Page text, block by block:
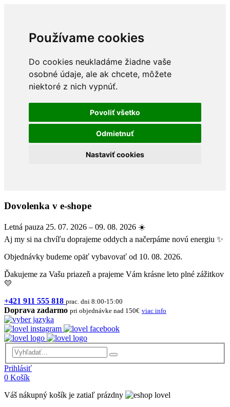
Používame cookies
Do cookies neukladáme žiadne vaše
osobné údaje, ale ak chcete, môžete
niektoré z nich vypnúť.
Povoliť všetko
Odmietnuť
Nastaviť cookies
Dovolenka v e-shope
Letná pauza 25. 07. 2026 – 09. 08. 2026 ☀️
Aj my si na chvíľu doprajeme oddych a načerpáme novú energiu ✨
Objednávky budeme opäť vybavovať od 10. 08. 2026.
Ďakujeme za Vašu priazeň a prajeme Vám krásne leto plné zážitkov
💛
+421 911 555 818 prac. dni 8:00-15:00
Doprava zadarmo pri objednávke nad 150€ viac info
Prihlásiť
0 Košík
Váš nákupný košík je zatiaľ prázdny